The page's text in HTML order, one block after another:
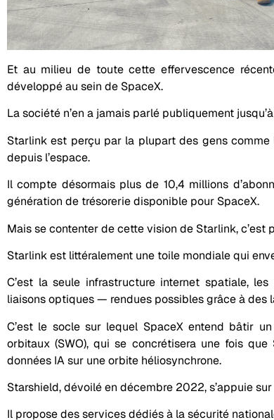
Et au milieu de toute cette effervescence
développé au sein de SpaceX.
La société n’en a jamais parlé publiquement
Starlink est perçu par la plupart des gens
depuis l’espace.
Il compte désormais plus de 10,4 millions
génération de trésorerie disponible pour SpaceX.
Mais se contenter de cette vision de Starlink, c’est
Starlink est littéralement une toile mondiale qui
C’est la seule infrastructure internet spatiale,
liaisons optiques — rendues possibles grâce à des
C’est le socle sur lequel SpaceX entend bâtir
orbitaux (SWO), qui se concrétisera une fois
données IA sur une orbite héliosynchrone.
Starshield, dévoilé en décembre 2022, s’appuie
Il propose des services dédiés à la sécurité